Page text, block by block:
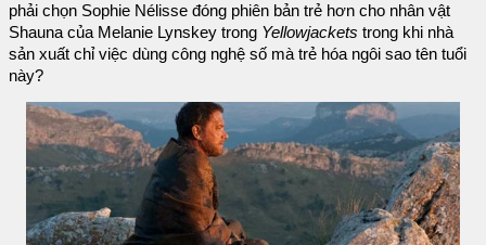
phải chọn Sophie Nélisse đóng phiên bản trẻ hơn cho nhân vật
Shauna của Melanie Lynskey trong Yellowjackets trong khi nhà
sản xuất chỉ việc dùng công nghệ số mà trẻ hóa ngôi sao tên tuổi
này?